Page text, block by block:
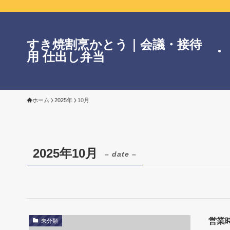
すき焼割烹かとう｜会議・接待
用 仕出し弁当
ホーム 2025年 10月
2025年10月 – date –
未分類 営業